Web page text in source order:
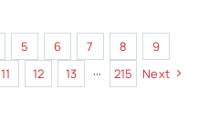
5 6 7 8
9
11 12 13 ··· 215 Next